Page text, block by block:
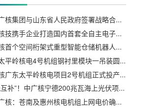
中国广核集团与山东省人民政府签署战略合作协议
中广核技携手企业打造国内首套全自主电子束固化卷钢涂装产业链
中广核首个空间桁架式重型智能仓储机器人在宁德核电项目试点
广东太平岭核电4号机组钢衬里模块一吊装圆满收官
中广核广东太平岭核电项目2号机组正式投产发电
“核光互补”！中广核宁德200兆瓦海上光伏项目全容量并网发电
中国广核：苍南及惠州核电机组上网电价确认为0.4153元/千瓦时